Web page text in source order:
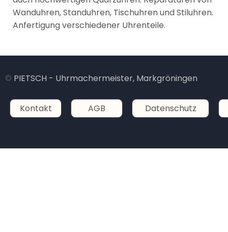
Wanduhren, Standuhren, Tischuhren und Stiluhren.
Anfertigung verschiedener Uhrenteile.
© PIETSCH - Uhrmachermeister, Markgröningen
Kontakt AGB Datenschutz